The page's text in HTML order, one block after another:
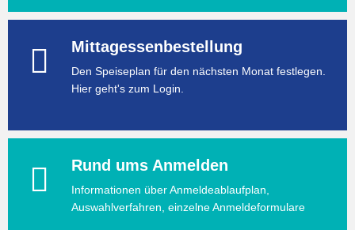
Mittagessenbestellung
Den Speiseplan für den nächsten Monat festlegen.
Hier geht's zum Login.
Rund ums Anmelden
Informationen über Anmeldeablaufplan,
Auswahlverfahren, einzelne Anmeldeformulare